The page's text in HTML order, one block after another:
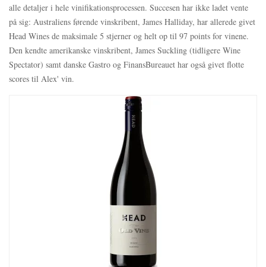
alle detaljer i hele vinifikationsprocessen. Succesen har ikke ladet vente
på sig: Australiens førende vinskribent, James Halliday, har allerede givet
Head Wines de maksimale 5 stjerner og helt op til 97 points for vinene.
Den kendte amerikanske vinskribent, James Suckling (tidligere Wine
Spectator) samt danske Gastro og FinansBureauet har også givet flotte
scores til Alex' vin.